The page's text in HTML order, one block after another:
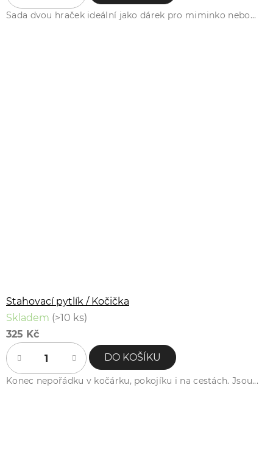
Sada dvou hraček ideální jako dárek pro miminko nebo...
Stahovací pytlík / Kočička
Skladem (>10 ks)
325 Kč
DO KOŠÍKU
Konec nepořádku v kočárku, pokojíku i na cestách. Jsou...